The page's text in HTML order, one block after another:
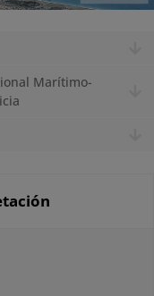
Marítimo-